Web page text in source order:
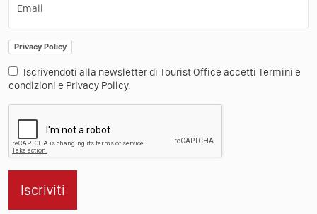
Email
Privacy Policy
Iscrivendoti alla newsletter di Tourist Office accetti Termini e
condizioni e Privacy Policy.
Iscriviti